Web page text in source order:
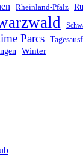
Rheinland-Pfalz
Parcs
Winter